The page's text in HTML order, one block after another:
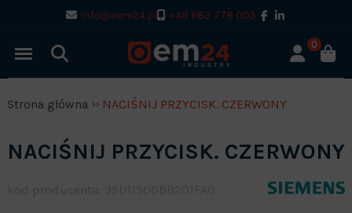
info@oem24.pl +48 683 778 005
0
Strona główna NACIŚNIJ PRZYCISK. CZERWONY
NACIŚNIJ PRZYCISK. CZERWONY